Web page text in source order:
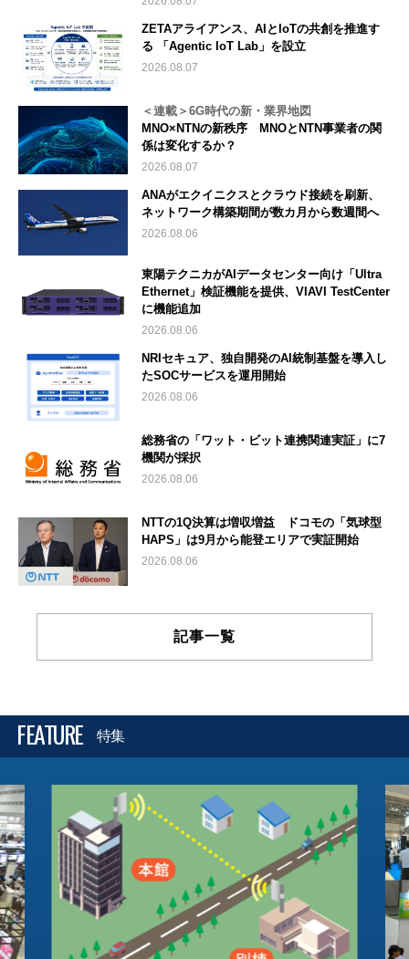
ZETAアライアンス、AIとIoTの共創を推進す
る 「Agentic IoT Lab」を設立
2026.08.07
＜連載＞6G時代の新・業界地図
MNO×NTNの新秩序 MNOとNTN事業者の関
係は変化するか？
2026.08.07
ANAがエクイニクスとクラウド接続を刷新、
ネットワーク構築期間が数カ月から数週間へ
2026.08.06
東陽テクニカがAIデータセンター向け「Ultra
Ethernet」検証機能を提供、VIAVI TestCenter
に機能追加
2026.08.06
NRIセキュア、独自開発のAI統制基盤を導入し
たSOCサービスを運用開始
2026.08.06
総務省の「ワット・ビット連携関連実証」に7
機関が採択
2026.08.06
NTTの1Q決算は増収増益 ドコモの「気球型
HAPS」は9月から能登エリアで実証開始
2026.08.06
記事一覧
FEATURE 特集